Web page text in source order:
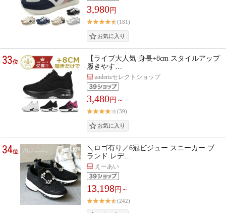
3,980円
(181)
33位
【ライブ大人気 身長+8cm スタイルアップ
履きやす…
anderisセレクトショップ
3,480円～
(39)
34位
＼ロゴ有り／6冠ビジュー スニーカー ブ
ランド レデ…
えーあい
13,198円～
(242)